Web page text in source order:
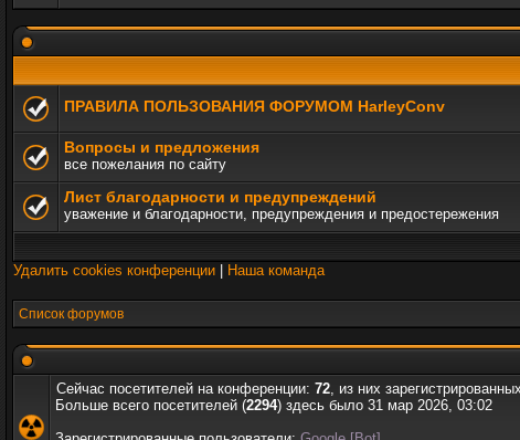
ПРАВИЛА ПОЛЬЗОВАНИЯ ФОРУМОМ HarleyConv
Вопросы и предложения
все пожелания по сайту
Лист благодарности и предупреждений
уважение и благодарности, предупреждения и предостережения
Удалить cookies конференции Наша команда
Список форумов
Сейчас посетителей на конференции: 72, из них
Больше всего посетителей (2294) здесь было 31 мар 2026, 03:02